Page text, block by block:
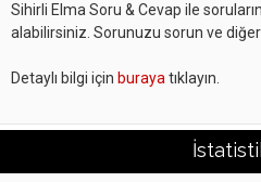
Sihirli Elma Soru & Cevap ile
alabilirsiniz. Sorunuzu sorun ve diğer
Detaylı bilgi için buraya tıklayın.